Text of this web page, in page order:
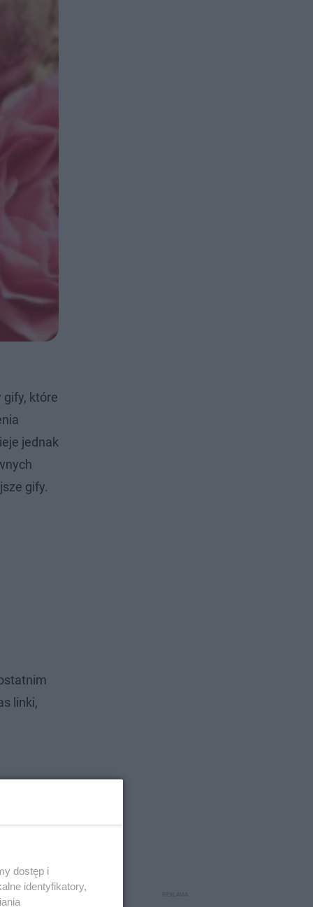
które
jednak
gify.
linki,
dostęp i
identyfikatory,